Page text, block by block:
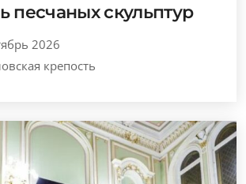
песчаных скульптур
2026
крепость